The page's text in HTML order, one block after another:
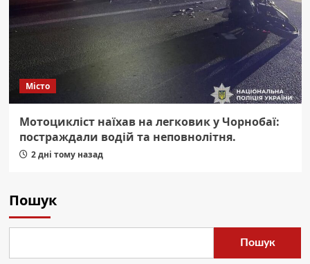
Місто
Мотоцикліст наїхав на легковик у Чорнобаї:
постраждали водій та неповнолітня.
2 дні тому назад
Пошук
Пошук